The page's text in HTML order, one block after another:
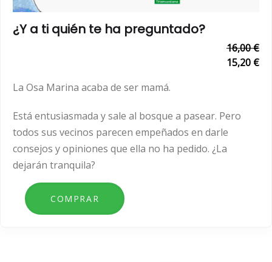
¿Y a ti quién te ha preguntado?
16,00 €
15,20 €
La Osa Marina acaba de ser mamá.
Está entusiasmada y sale al bosque a pasear. Pero
todos sus vecinos parecen empeñados en darle
consejos y opiniones que ella no ha pedido. ¿La
dejarán tranquila?